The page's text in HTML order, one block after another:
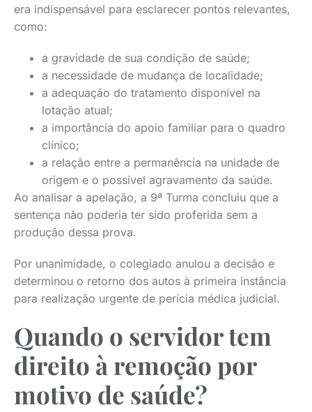
era indispensável para esclarecer pontos relevantes,
como:
a gravidade de sua condição de saúde;
a necessidade de mudança de localidade;
a adequação do tratamento disponível na
lotação atual;
a importância do apoio familiar para o quadro
clínico;
a relação entre a permanência na unidade de
origem e o possível agravamento da saúde.
Ao analisar a apelação, a 9ª Turma concluiu que a
sentença não poderia ter sido proferida sem a
produção dessa prova.
Por unanimidade, o colegiado anulou a decisão e
determinou o retorno dos autos à primeira instância
para realização urgente de perícia médica judicial.
Quando o servidor tem
direito à remoção por
motivo de saúde?